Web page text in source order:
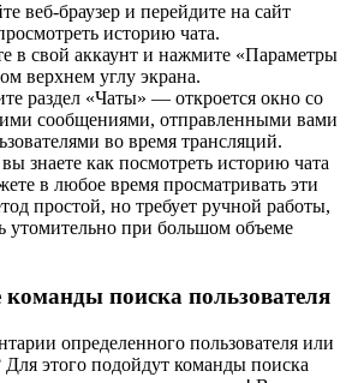
веб-браузер и перейдите на сайт
историю чата.
в свой аккаунт и нажмите «Параметры
верхнем углу экрана.
раздел «Чаты» — откроется окно со
сообщениями, отправленными вами
во время трансляций.
знаете как посмотреть историю чата
в любое время просматривать эти
простой, но требует ручной работы,
утомительно при большом объеме
команды поиска пользователя
определенного пользователя или
Для этого подойдут команды поиска